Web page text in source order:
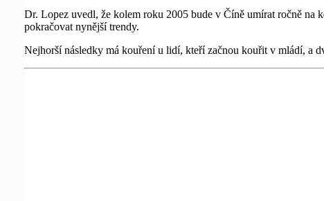
Dr. Lopez uvedl, že kolem roku 2005 bude v Číně umírat ročně
pokračovat nynější trendy.
Nejhorší následky má kouření u lidí, kteří začnou kouřit v mládí, a